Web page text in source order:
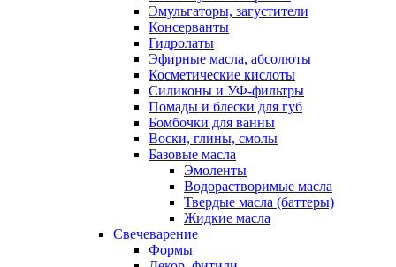
Эмульгаторы, загустители
Консерванты
Гидролаты
Эфирные масла, абсолюты
Косметические кислоты
Силиконы и УФ-фильтры
Помады и блески для губ
Бомбочки для ванны
Воски, глины, смолы
Базовые масла
Эмоленты
Водорастворимые масла
Твердые масла (баттеры)
Жидкие масла
Свечеварение
Формы